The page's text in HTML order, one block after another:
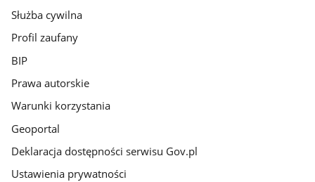
Służba cywilna
Profil zaufany
BIP
Prawa autorskie
Warunki korzystania
Geoportal
Deklaracja dostępności serwisu Gov.pl
Ustawienia prywatności